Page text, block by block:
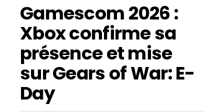
Gamescom 2026 :
Xbox confirme sa
présence et mise
sur Gears of War: E-
Day